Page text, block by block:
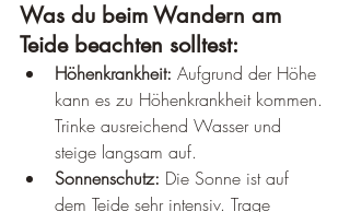
Was du beim Wandern am
Teide beachten solltest:
Höhenkrankheit: Aufgrund der Höhe
kann es zu Höhenkrankheit kommen.
Trinke ausreichend Wasser und
steige langsam auf.
Sonnenschutz: Die Sonne ist auf
dem Teide sehr intensiv. Trage